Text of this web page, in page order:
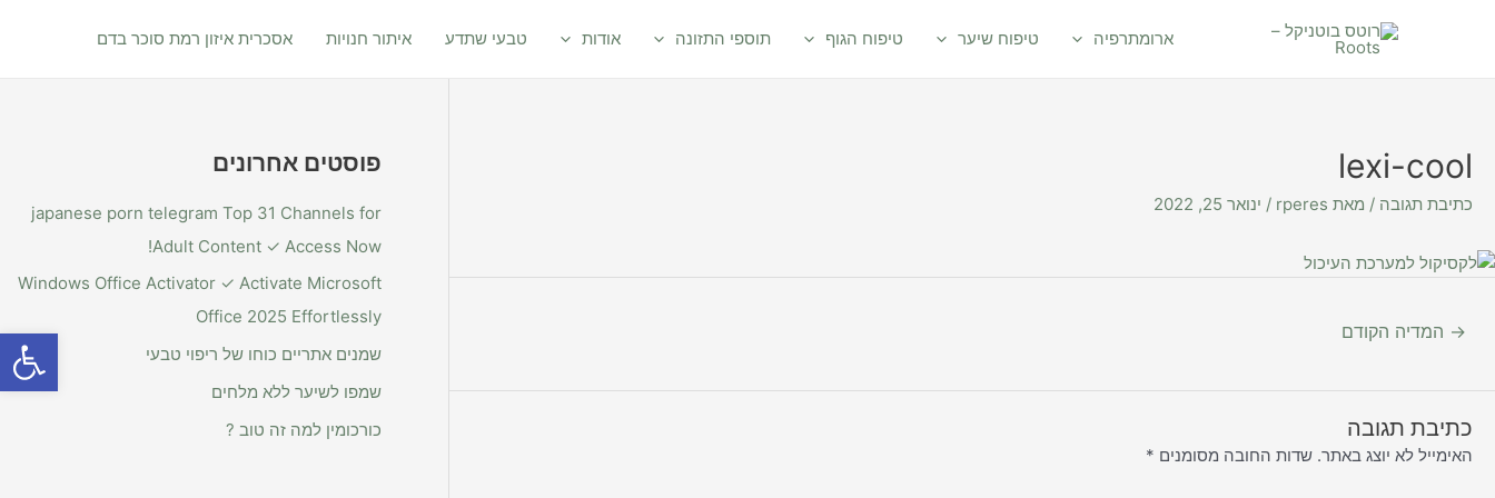
ארומתרפיה טיפוח שיער טיפוח הגוף תוספי התזונה אודות טבעי שתדע איתור חנויות אסכרית איזון רמת סוכר בדם
lexi-cool
כתיבת תגובה / מאת rperes
/ ינואר 25, 2022
→ המדיה הקודם
כתיבת תגובה
האימייל לא יוצג באתר. שדות החובה מסומנים *
פוסטים אחרונים
japanese porn telegram Top 31 Channels for
Adult Content ✓ Access Now!
Windows Office Activator ✓ Activate Microsoft
Office 2025 Effortlessly
שמנים אתריים כוחו של ריפוי טבעי
שמפו לשיער ללא מלחים
כורכומין למה זה טוב ?
פתח